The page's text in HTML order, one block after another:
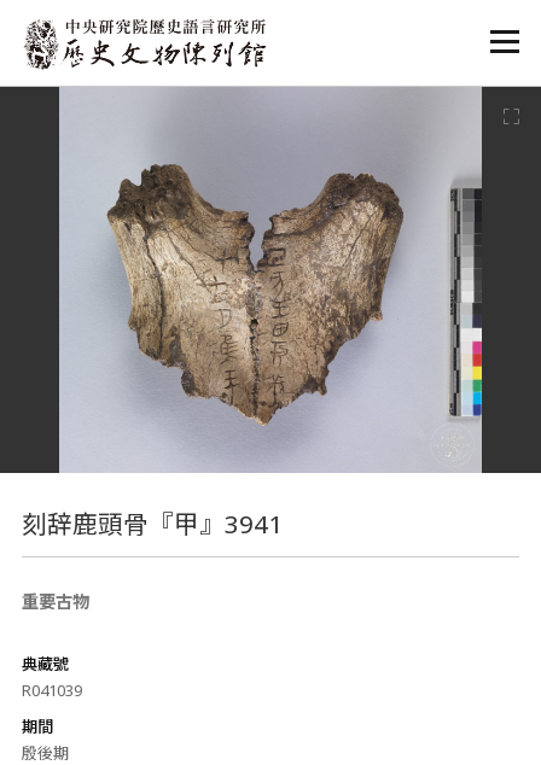
:::
刻辞鹿頭骨『甲』3941
重要古物
典藏號
R041039
期間
殷後期